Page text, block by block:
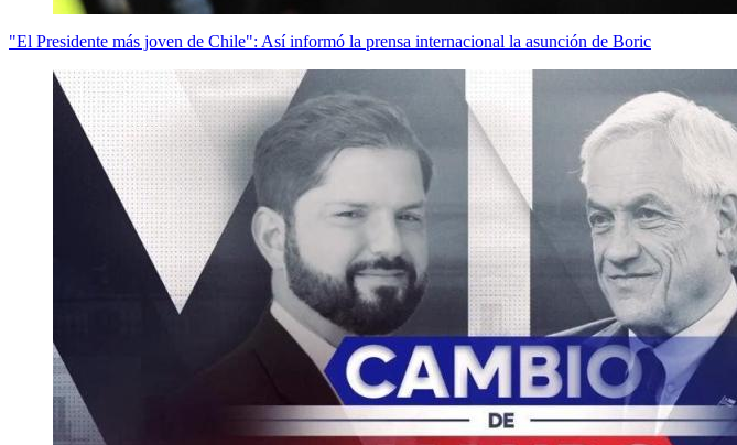
"El Presidente más joven de Chile": Así informó la prensa internacional la asunción de Boric